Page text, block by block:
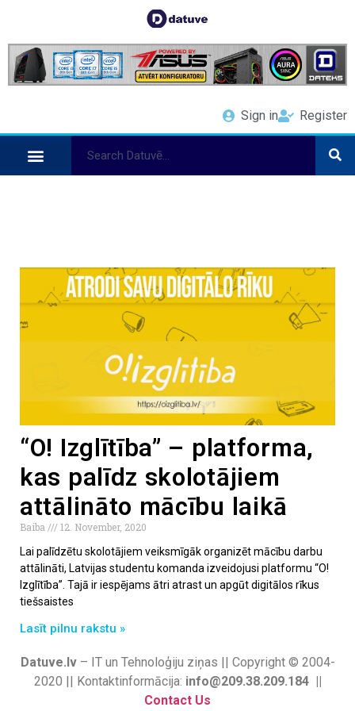
Sign in Register
“O! Izglītība” – platforma,
kas palīdz skolotājiem
attālināto mācību laikā
Baiba
12. November, 2020
Lai palīdzētu skolotājiem veiksmīgāk organizēt mācību darbu
attālināti, Latvijas studentu komanda izveidojusi platformu “O!
Izglītība”. Tajā ir iespējams ātri atrast un apgūt digitālos rīkus
tiešsaistes
Lasīt pilnu rakstu »
Datuve.lv– IT un Tehnoloģiju ziņas || Copyright © 2004-
2020 || Kontaktinformācija: info@209.38.209.184 ||
Contact Us